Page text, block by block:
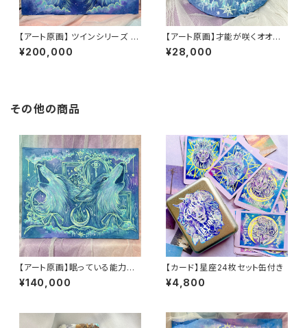
【アート原画】 ツインシリーズ ハ
スキー 1点もの アクリル画
¥200,000
【アート原画】才能が咲くオオカ
ミ 一点物 アクリル画 絵画 木製
キャンバス 20cm
¥28,000
その他の商品
【アート原画】眠っている能力を
呼び起こす オオカミ 1点もの ア
クリル画
¥140,000
【カード】星座24枚セット缶付き
¥4,800